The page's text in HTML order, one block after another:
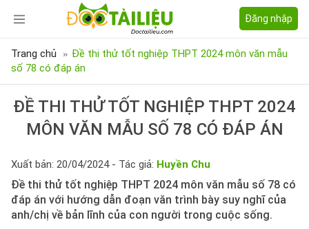
Đăng nhập
Trang chủ
Đề thi thử tốt nghiệp THPT 2024 môn văn mẫu
số 78 có đáp án
ĐỀ THI THỬ TỐT NGHIỆP THPT 2024
MÔN VĂN MẪU SỐ 78 CÓ ĐÁP ÁN
Xuất bản: 20/04/2024 - Tác giả: Huyền Chu
Đề thi thử tốt nghiệp THPT 2024 môn văn mẫu số 78 có
đáp án với hướng dẫn đoạn văn trình bày suy nghĩ của
anh/chị về bản lĩnh của con người trong cuộc sống.